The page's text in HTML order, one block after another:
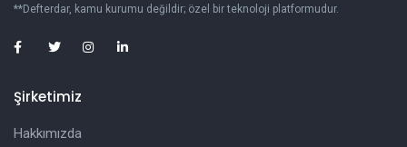
**Defterdar, kamu kurumu değildir; özel bir teknoloji platformudur.
Şirketimiz
Hakkımızda